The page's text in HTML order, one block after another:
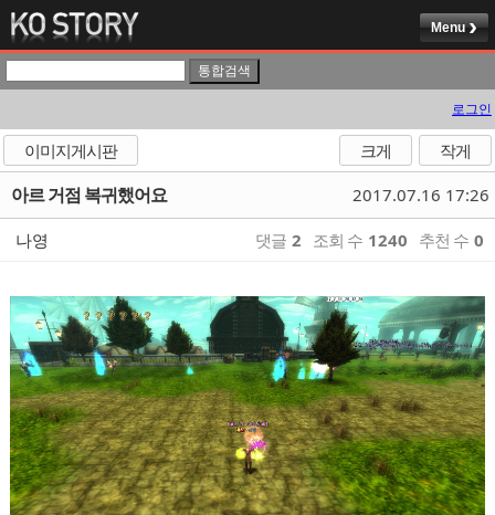
Menu
로그인
이미지게시판 크게
작게
2017.07.16 17:26
아르 거점 복귀했어요
나영 댓글 2 조회 수 1240 추천 수 0